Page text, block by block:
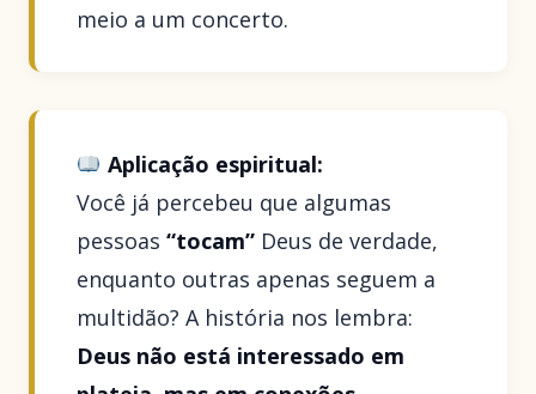
meio a um concerto.
Aplicação espiritual:
Você já percebeu que algumas
pessoas“tocam” Deus de verdade,
enquanto outras apenas seguem a
multidão? A história nos lembra:
Deus não está interessado em